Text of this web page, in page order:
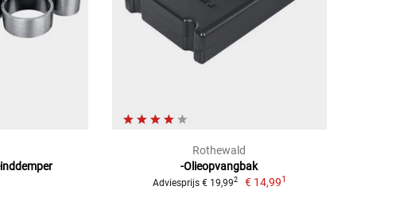
Rothewald
-Olieopvangbak
Adviesprijs € 19,992 € 14,991